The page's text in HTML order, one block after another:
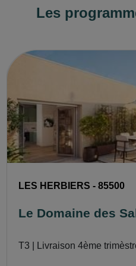
Les
LES HERBIERS - 85500
Le Domaine des
T3 | Livraison 4ème